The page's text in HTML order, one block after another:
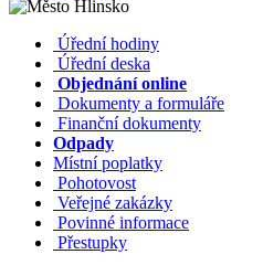
Úřední hodiny
Úřední deska
Objednání online
Dokumenty a formuláře
Finanční dokumenty
Odpady
Místní poplatky
Pohotovost
Veřejné zakázky
Povinné informace
Přestupky